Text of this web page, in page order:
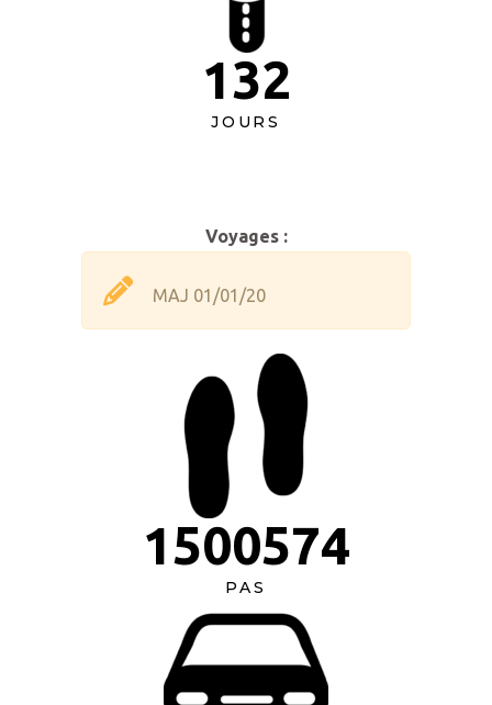
132
JOURS
Voyages :
MAJ 01/01/20
1500574
PAS